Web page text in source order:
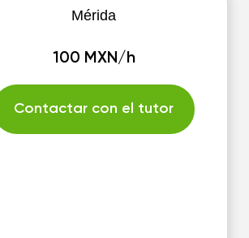
Mérida
100 MXN/h
Contactar con el tutor